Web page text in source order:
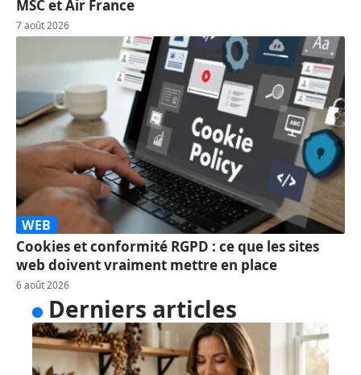
MSC et Air France
7 août 2026
WEB
Cookies et conformité RGPD : ce que les sites
web doivent vraiment mettre en place
6 août 2026
Derniers articles